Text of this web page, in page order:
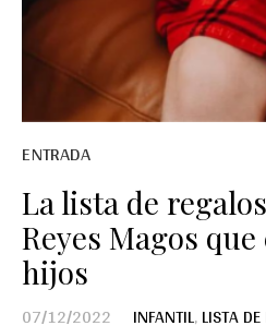
ENTRADA
La lista de
Reyes Magos
hijos
07/12/2022 INFANTIL,LISTA